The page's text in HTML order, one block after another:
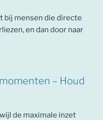
bij mensen die directe
en dan door naar
– Houd
de maximale inzet